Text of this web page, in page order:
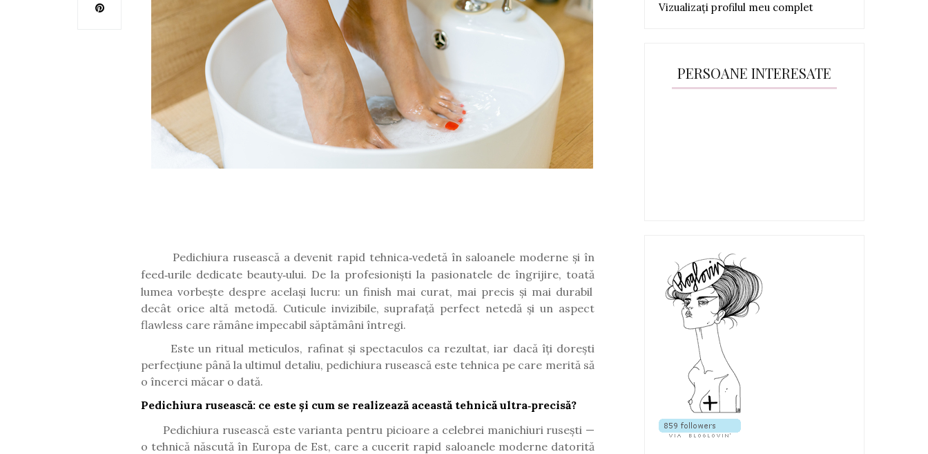
Pedichiura rusească a devenit rapid tehnica‑vedetă în saloanele moderne și în
feed‑urile dedicate beauty‑ului. De la profesioniști la pasionatele de îngrijire, toată
lumea vorbește despre același lucru: un finish mai curat, mai precis și mai durabil
decât orice altă metodă. Cuticule invizibile, suprafață perfect netedă și un aspect
flawless care rămâne impecabil săptămâniîntregi.
Este un ritual meticulos, rafinat și spectaculos ca rezultat, iar dacă îți dorești
perfecțiune până la ultimul detaliu, pedichiura rusească este tehnica pe care merită să
o încerci măcar o dată.
Pedichiura rusească: ce este și cum se realizează această tehnică ultra‑precisă?
Pedichiura rusească este varianta pentru picioare a celebrei manichiuri rusești —
o tehnică născută în Europa de Est, care a cucerit rapid saloanele moderne datorită
Vizualizați profilul meu complet
PERSOANE INTERESATE